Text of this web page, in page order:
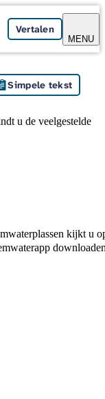
Vertalen
MENU
Simpele tekst
u de veelgestelde
kijkt u